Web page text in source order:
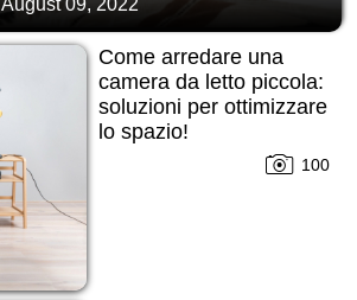
August 09, 2022
Come arredare una
camera da letto piccola:
soluzioni per ottimizzare
lo spazio!
100